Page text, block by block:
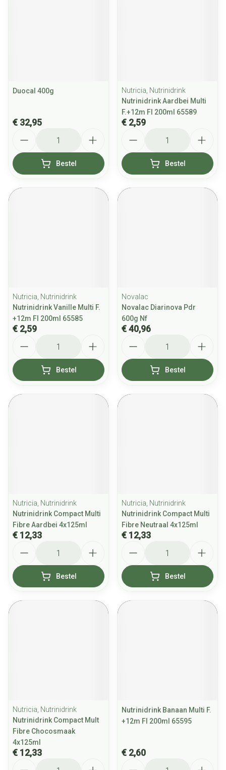
Duocal 400g
€ 32,95
Bestel
Nutricia, Nutrinidrink
Nutrinidrink Aardbei Multi
F.+12m Fl 200ml 65589
€ 2,59
Bestel
Nutricia, Nutrinidrink
Nutrinidrink Vanille Multi F.
+12m Fl 200ml 65585
€ 2,59
Bestel
Novalac
Novalac Diarinova Pdr
600g Nf
€ 40,96
Bestel
Nutricia, Nutrinidrink
Nutrinidrink Compact Multi
Fibre Aardbei 4x125ml
€ 12,33
Bestel
Nutricia, Nutrinidrink
Nutrinidrink Compact Multi
Fibre Neutraal 4x125ml
€ 12,33
Bestel
Nutricia, Nutrinidrink
Nutrinidrink Compact Mult
Fibre Chocosmaak
4x125ml
€ 12,33
Nutrinidrink Banaan Multi F.
+12m Fl 200ml 65595
€ 2,60